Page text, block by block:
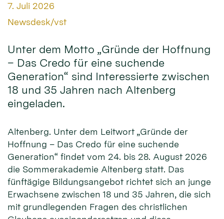
Datum:
7. Juli 2026
Von:
Newsdesk/vst
Unter dem Motto „Gründe der Hoffnung
– Das Credo für eine suchende
Generation“ sind Interessierte zwischen
18 und 35 Jahren nach Altenberg
eingeladen.
Altenberg. Unter dem Leitwort „Gründe der
Hoffnung – Das Credo für eine suchende
Generation“ findet vom 24. bis 28. August 2026
die Sommerakademie Altenberg statt. Das
fünftägige Bildungsangebot richtet sich an junge
Erwachsene zwischen 18 und 35 Jahren, die sich
mit grundlegenden Fragen des christlichen